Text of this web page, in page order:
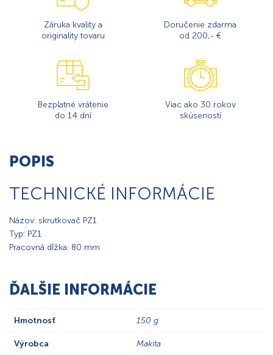
Záruka kvality a
originality tovaru
Doručenie zdarma
od 200,- €
Bezplatné vrátenie
do 14 dní
Viac ako 30 rokov
skúseností
POPIS
TECHNICKÉ INFORMÁCIE
Názov: skrutkovač PZ1
Typ: PZ1
Pracovná dĺžka: 80 mm
ĎALŠIE INFORMÁCIE
Hmotnosť 150 g
Výrobca Makita